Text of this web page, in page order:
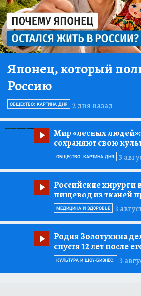
Японец, который
Россию
2 дня назад
ОБЩЕСТВО: КАРТИНА ДНЯ
Мир «лесных людей»:
сохраняют свою
3
ОБЩЕСТВО: КАРТИНА ДНЯ
Российские хирурги
пищевод из тканей
3
МЕДИЦИНА И ЗДОРОВЬЕ
Родня Золотухина
спустя 12 лет после
3
КУЛЬТУРА И ШОУ-БИЗНЕС.